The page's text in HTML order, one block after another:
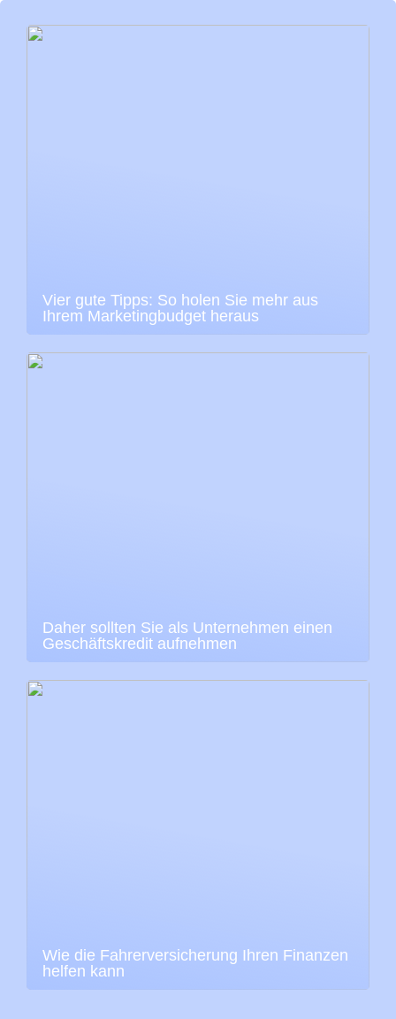
Vier gute Tipps: So holen Sie mehr aus
Ihrem Marketingbudget heraus
Daher sollten Sie als Unternehmen einen
Geschäftskredit aufnehmen
Wie die Fahrerversicherung Ihren Finanzen
helfen kann